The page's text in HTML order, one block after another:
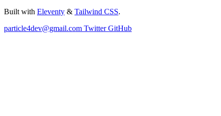
Built with Eleventy & Tailwind CSS.
particle4dev@gmail.com TwitterGitHub